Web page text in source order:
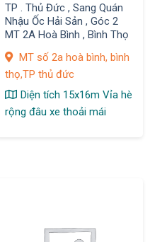
TP . Thủ Đức , Sang Quán
Nhậu Ốc Hải Sản , Góc 2
MT 2A Hoà Bình , Bình Thọ
MT số 2a hoà bình, bình
thọ,TP thủ đức
Diện tích 15x16m Vỉa hè
rộng đâu xe thoải mái